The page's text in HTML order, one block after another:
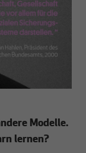
Modelle.
lernen?